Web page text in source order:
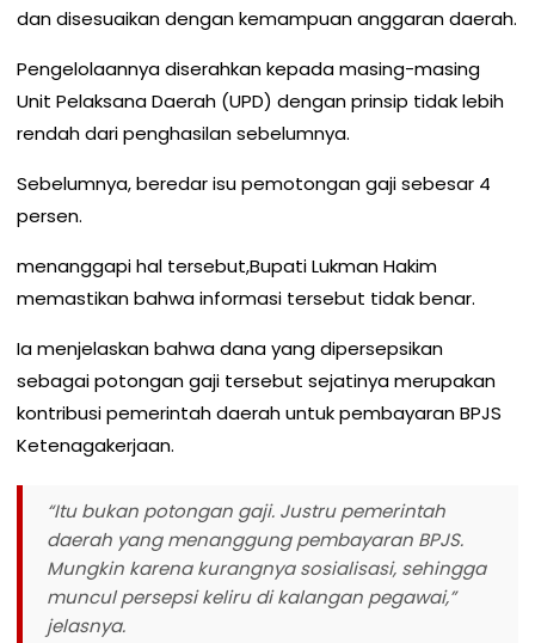
dan disesuaikan dengan kemampuan anggaran daerah.
Pengelolaannya diserahkan kepada masing-masing
Unit Pelaksana Daerah (UPD) dengan prinsip tidak lebih
rendah dari penghasilan sebelumnya.
Sebelumnya, beredar isu pemotongan gaji sebesar 4
persen.
menanggapi hal tersebut,Bupati Lukman Hakim
memastikan bahwa informasi tersebut tidak benar.
Ia menjelaskan bahwa dana yang dipersepsikan
sebagai potongan gaji tersebut sejatinya merupakan
kontribusi pemerintah daerah untuk pembayaran BPJS
Ketenagakerjaan.
“Itu bukan potongan gaji. Justru pemerintah
daerah yang menanggung pembayaran BPJS.
Mungkin karena kurangnya sosialisasi, sehingga
muncul persepsi keliru di kalangan pegawai,”
jelasnya.